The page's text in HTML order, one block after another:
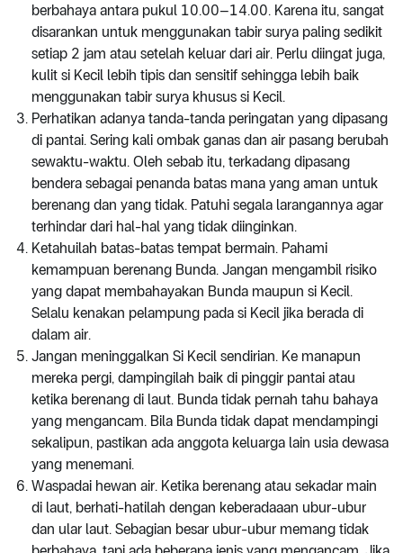
berbahaya antara pukul 10.00–14.00. Karena itu, sangat
disarankan untuk menggunakan tabir surya paling sedikit
setiap 2 jam atau setelah keluar dari air. Perlu diingat juga,
kulit si Kecil lebih tipis dan sensitif sehingga lebih baik
menggunakan tabir surya khusus si Kecil.
Perhatikan adanya tanda-tanda peringatan yang dipasang
di pantai. Sering kali ombak ganas dan air pasang berubah
sewaktu-waktu. Oleh sebab itu, terkadang dipasang
bendera sebagai penanda batas mana yang aman untuk
berenang dan yang tidak. Patuhi segala larangannya agar
terhindar dari hal-hal yang tidak diinginkan.
Ketahuilah batas-batas tempat bermain. Pahami
kemampuan berenang Bunda. Jangan mengambil risiko
yang dapat membahayakan Bunda maupun si Kecil.
Selalu kenakan pelampung pada si Kecil jika berada di
dalam air.
Jangan meninggalkan Si Kecil sendirian. Ke manapun
mereka pergi, dampingilah baik di pinggir pantai atau
ketika berenang di laut. Bunda tidak pernah tahu bahaya
yang mengancam. Bila Bunda tidak dapat mendampingi
sekalipun, pastikan ada anggota keluarga lain usia dewasa
yang menemani.
Waspadai hewan air. Ketika berenang atau sekadar main
di laut, berhati-hatilah dengan keberadaaan ubur-ubur
dan ular laut. Sebagian besar ubur-ubur memang tidak